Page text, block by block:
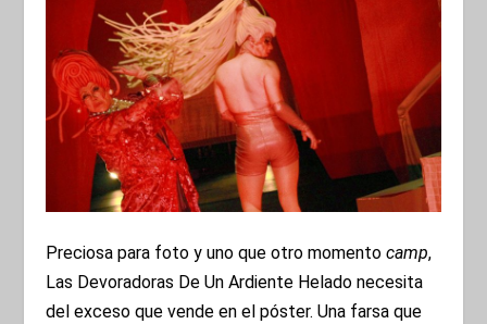
Preciosa para foto y uno que otro momentocamp,
Las Devoradoras De Un Ardiente Helado necesita
del exceso que vende en el póster. Una farsa que